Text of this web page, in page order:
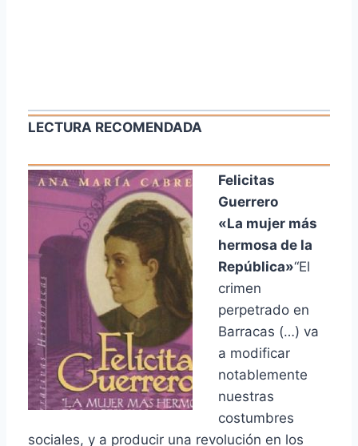
LECTURA RECOMENDADA
Felicitas
Guerrero
«La mujer más
hermosa de la
República»“El
crimen
perpetrado en
Barracas (…) va
a modificar
notablemente
nuestras
costumbres
sociales, y a producir una revolución en los